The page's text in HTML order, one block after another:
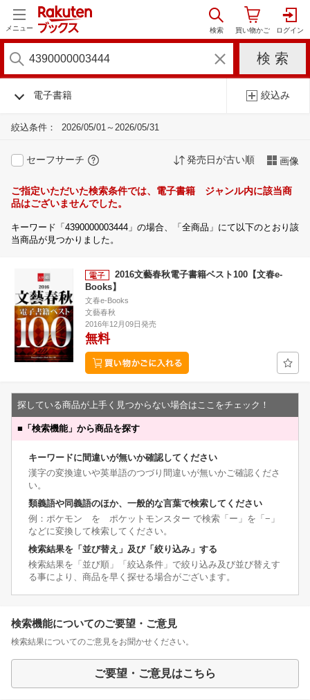
メニュー
電子書籍 絞込み
絞込条件： 2026/05/01～2026/05/31
セーフサーチ 発売日が古い順 画像
ご指定いただいた検索条件では、電子書籍 ジャンル内に該当商
品はございませんでした。
キーワード「4390000003444」の場合、「全商品」にて以下のとおり該
当商品が見つかりました。
2016文藝春秋電子書籍ベスト100【文春e-
Books】
文春e-Books
文藝春秋
2016年12月09日発売
無料
探している商品が上手く見つからない場合はここをチェック！
■ 「検索機能」から商品を探す
キーワードに間違いが無いか確認してください
漢字の変換違いや英単語のつづり間違いが無いかご確認くださ
い。
類義語や同義語のほか、一般的な言葉で検索してください
例：ポケモン を ポケットモンスター で検索「ー」を「−」
などに変換して検索してください。
検索結果を「並び替え」及び「絞り込み」する
検索結果を「並び順」「絞込条件」で絞り込み及び並び替えす
る事により、商品を早く探せる場合がございます。
検索機能についてのご要望・ご意見
検索結果についてのご意見をお聞かせください。
ご要望・ご意見はこちら